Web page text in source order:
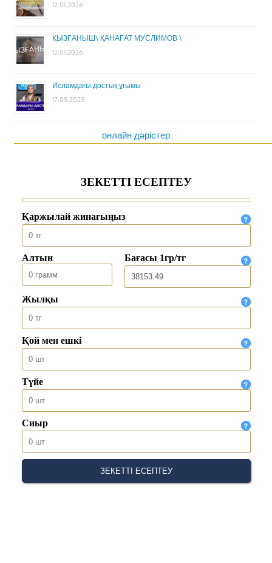
12.01.2026
ҚЫЗҒАНЫШ\ ҚАНАҒАТ МУСЛИМОВ \
12.01.2026
Исламдағы достық ұғымы
17.05.2025
онлайн дәрістер